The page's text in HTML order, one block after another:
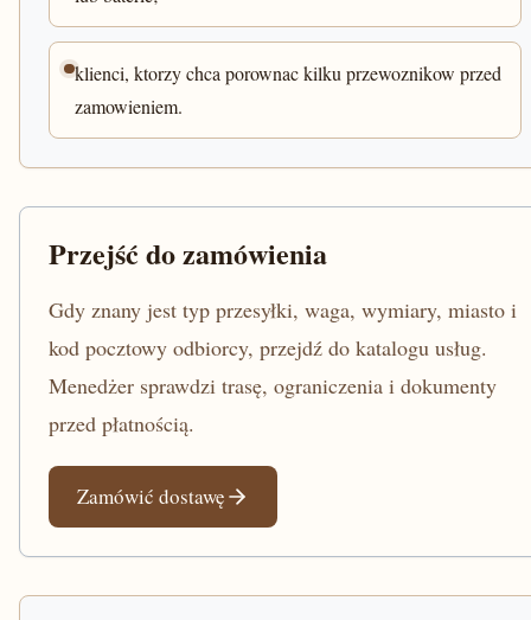
klienci, ktorzy chca porownac kilku przewoznikow przed
zamowieniem.
Przejść do zamówienia
Gdy znany jest typ przesyłki, waga, wymiary, miasto i
kod pocztowy odbiorcy, przejdź do katalogu usług.
Menedżer sprawdzi trasę, ograniczenia i dokumenty
przed płatnością.
Zamówić dostawę